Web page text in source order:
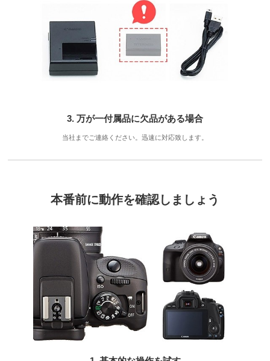
3. 万が一付属品に欠品がある場合
当社までご連絡ください。迅速に対応致します。
本番前に動作を確認しましょう